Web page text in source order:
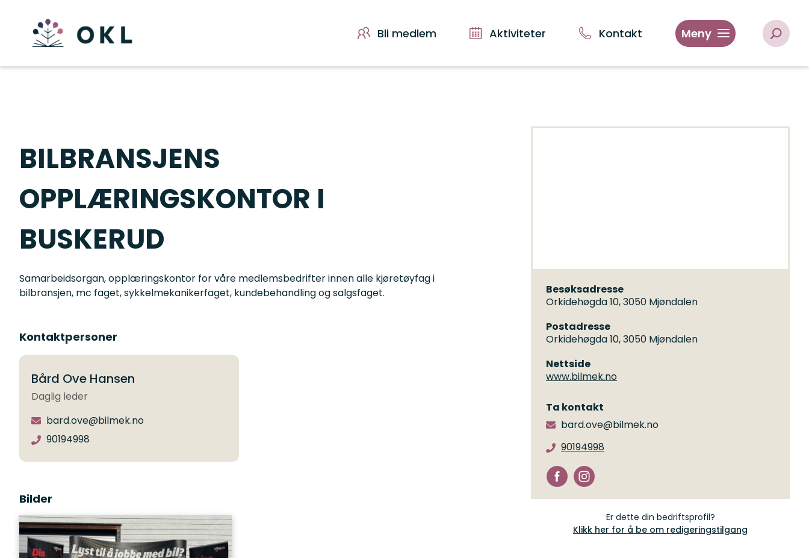
Bli medlem Aktiviteter Kontakt Meny
BILBRANSJENS
OPPLÆRINGSKONTOR I
BUSKERUD
Samarbeidsorgan, opplæringskontor for våre medlemsbedrifter innen alle kjøretøyfag i
bilbransjen, mc faget, sykkelmekanikerfaget, kundebehandling og salgsfaget.
Kontaktpersoner
Bård Ove Hansen
Daglig leder
bard.ove@bilmek.no
90194998
Bilder
Besøksadresse
Orkidehøgda 10, 3050 Mjøndalen
Postadresse
Orkidehøgda 10, 3050 Mjøndalen
Nettside
www.bilmek.no
Ta kontakt
bard.ove@bilmek.no
90194998
Er dette din bedriftsprofil?
Klikk her for å be om redigeringstilgang